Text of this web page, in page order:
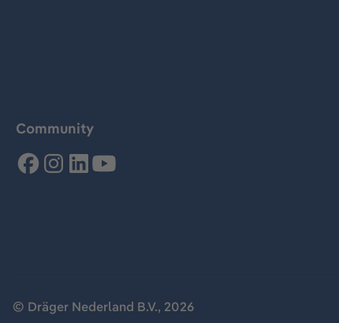
Community
© Dräger Nederland B.V., 2026